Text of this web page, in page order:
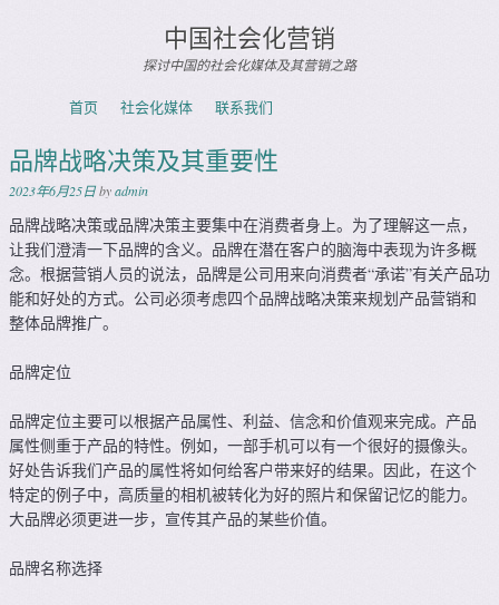
中国社会化营销
探讨中国的社会化媒体及其营销之路
Menu
Skip to content
首页 社会化媒体 联系我们
品牌战略决策及其重要性
2023年6月25日byadmin
品牌战略决策或品牌决策主要集中在消费者身上。为了理解这一点，
让我们澄清一下品牌的含义。品牌在潜在客户的脑海中表现为许多概
念。根据营销人员的说法，品牌是公司用来向消费者“承诺”有关产品功
能和好处的方式。公司必须考虑四个品牌战略决策来规划产品营销和
整体品牌推广。
品牌定位
品牌定位主要可以根据产品属性、利益、信念和价值观来完成。产品
属性侧重于产品的特性。例如，一部手机可以有一个很好的摄像头。
好处告诉我们产品的属性将如何给客户带来好的结果。因此，在这个
特定的例子中，高质量的相机被转化为好的照片和保留记忆的能力。
大品牌必须更进一步，宣传其产品的某些价值。
品牌名称选择